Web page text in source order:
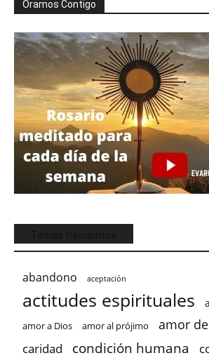
Oramos Contigo
abandono aceptación
actitudes espirituales
amor a Dios amor al prójimo amor
caridad condición humana